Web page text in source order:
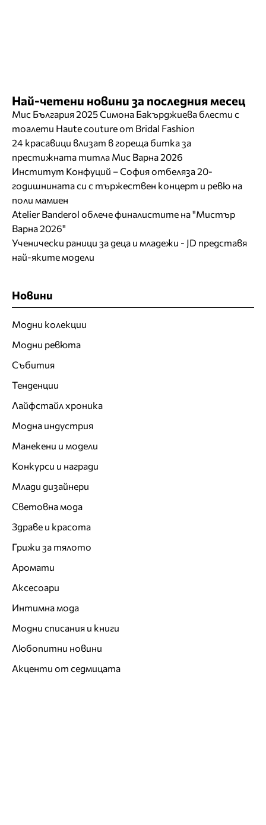
Най-четени новини за последния месец
Мис България 2025 Симона Бакърджиева блести с
тоалети Haute couture от Bridal Fashion
24 красавици влизат в гореща битка за
престижната титла Мис Варна 2026
Институт Конфуций – София отбеляза 20-
годишнината си с тържествен концерт и ревю на
поли мамиен
Atelier Banderol облече финалистите на "Мистър
Варна 2026"
Ученически раници за деца и младежи - JD представя
най-яките модели
Новини
Модни колекции
Модни ревюта
Събития
Тенденции
Лайфстайл хроника
Модна индустрия
Манекени и модели
Конкурси и награди
Млади дизайнери
Световна мода
Здраве и красота
Грижи за тялото
Аромати
Аксесоари
Интимна мода
Модни списания и книги
Любопитни новини
Акценти от седмицата